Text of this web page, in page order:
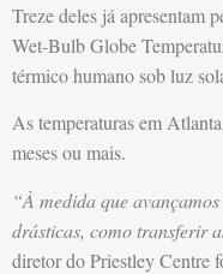
Treze deles já apresentam
Wet-Bulb Globe
térmico humano sob luz
As temperaturas em
meses ou mais.
“À medida que
drásticas, como transferir
diretor do Priestley Centre